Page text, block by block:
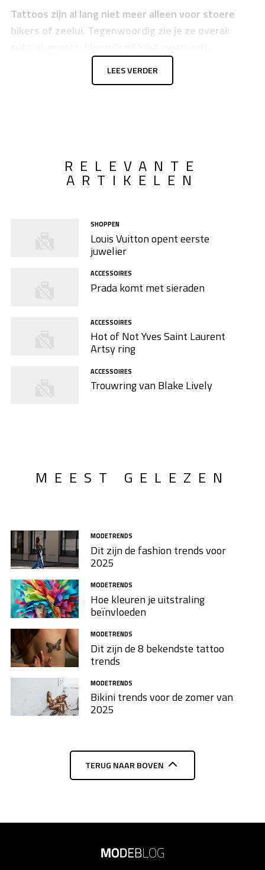
Tattoos zijn al lang niet meer alleen voor stoere
bikers of zeelui. Tegenwoordig zie je ze overal:
Iedereen heeft zo zijn eigen stijl. Benieuwd wat nu
de populairste tattoo trends zijn? Dit zijn er 8 die je
LEES VERDER
RELEVANTE
ARTIKELEN
SHOPPEN
Louis Vuitton opent eerste
juwelier
ACCESSOIRES
Prada komt met sieraden
ACCESSOIRES
Hot of Not Yves Saint Laurent
Artsy ring
ACCESSOIRES
Trouwring van Blake Lively
MEEST GELEZEN
MODETRENDS
Dit zijn de fashion trends voor
2025
MODETRENDS
Hoe kleuren je uitstraling
beïnvloeden
MODETRENDS
Dit zijn de 8 bekendste tattoo
trends
MODETRENDS
Bikini trends voor de zomer van
2025
TERUG NAAR BOVEN